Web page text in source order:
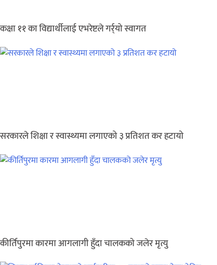
कक्षा ११ का विद्यार्थीलाई एभरेष्टले गर्र्यो स्वागत
सरकारले शिक्षा र स्वास्थ्यमा लगाएको ३ प्रतिशत कर हटायो
कीर्तिपुरमा कारमा आगलागी हुँदा चालकको जलेर मृत्यु